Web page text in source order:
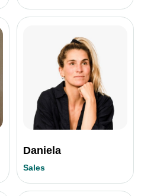
Daniela
Sales